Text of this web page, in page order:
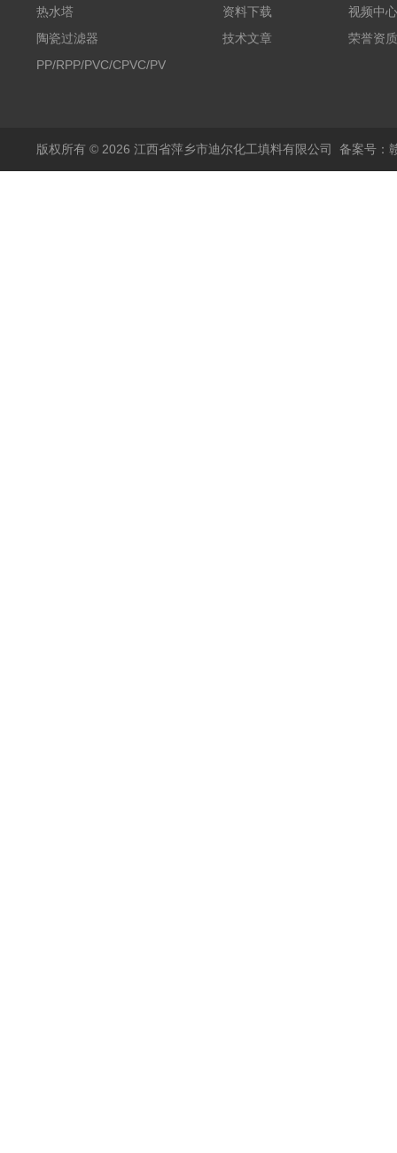
热水塔
陶瓷过滤器
PP/RPP/PVC/CPVC/PVDF
资料下载
技术文章
视频中心
荣誉资质
版权所有 © 2026 江西省萍乡市迪尔化工填料有限公司 备案号：